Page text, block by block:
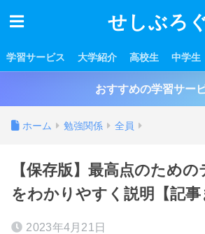
せしぶろ
学習サービス 大学紹介 高校生 中学生
おすすめの学習サー
ホーム 勉強関係 全員
【保存版】最高点のため
をわかりやすく説明【記事
2023年4月21日